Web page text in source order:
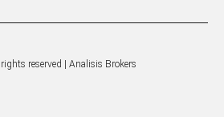
reserved | Analisis Brokers